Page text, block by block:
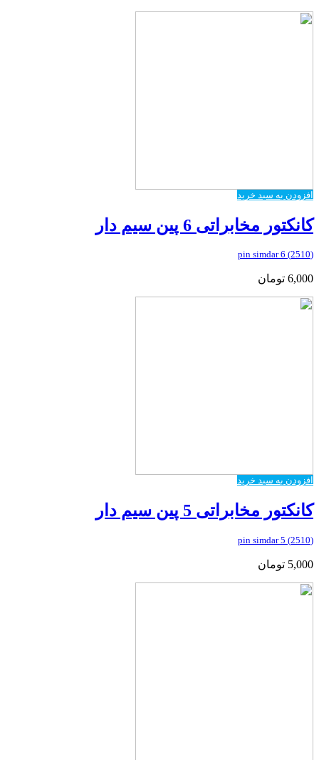
افزودن به سبد خرید
کانکتور مخابراتی 6 پین سیم دار
(2510) 6 pin simdar
6,000 تومان
افزودن به سبد خرید
کانکتور مخابراتی 5 پین سیم دار
(2510) 5 pin simdar
5,000 تومان